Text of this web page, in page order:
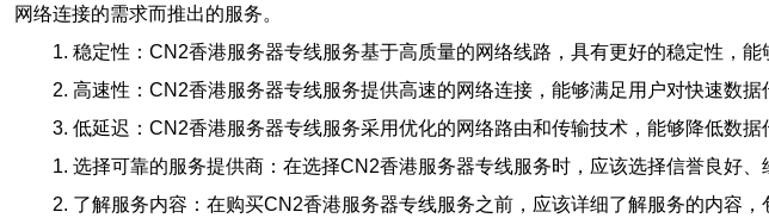
网络连接的需求而推出的服务。
1. 稳定性：CN2香港服务器专线服务基于高质量的网络线路，具有更好的稳定性，
2. 高速性：CN2香港服务器专线服务提供高速的网络连接，能够满足用户对快速数据
3. 低延迟：CN2香港服务器专线服务采用优化的网络路由和传输技术，能够降低数据
1. 选择可靠的服务提供商：在选择CN2香港服务器专线服务时，应该选择信誉良好
2. 了解服务内容：在购买CN2香港服务器专线服务之前，应该详细了解服务的内容